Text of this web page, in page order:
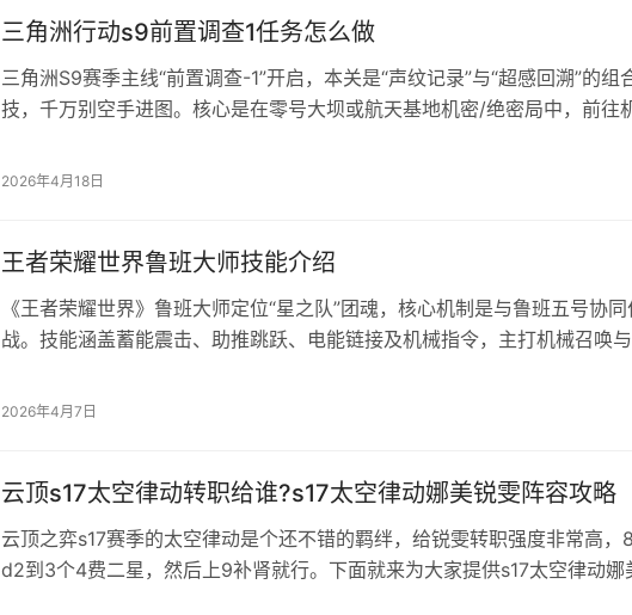
三角洲行动s9前置调查1任务怎么做
三角洲S9赛季主线“前置调查-1”开启，本关是“声纹记录”与“超感回溯”的组
技，千万别空手进图。核心是在零号大坝或航天基地机密/绝密局中，前往
溯。建议规划好从行政楼到中控区的跑点路线，一局内速通拿满奖励。 三角
2026年4月18日
王者荣耀世界鲁班大师技能介绍
《王者荣耀世界》鲁班大师定位“星之队”团魂，核心机制是与鲁班五号协同
战。技能涵盖蓄能震击、助推跳跃、电能链接及机械指令，主打机械召唤与
王者荣耀世界鲁班大师技能介绍 1、普通攻击 操纵机械翼连续攻击，造成伤
2026年4月7日
云顶s17太空律动转职给谁?s17太空律动娜美锐雯阵容攻略
云顶之弈s17赛季的太空律动是个还不错的羁绊，给锐雯转职强度非常高，
d2到3个4费二星，然后上9补肾就行。下面就来为大家提供s17太空律动娜